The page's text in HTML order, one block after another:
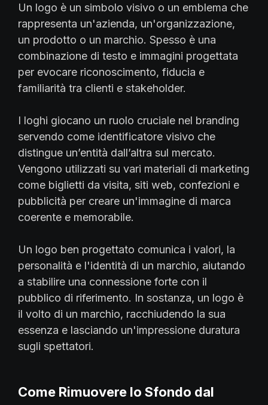
Un logo è un simbolo visivo o un emblema che
rappresenta un'azienda, un'organizzazione,
un prodotto o un marchio. Spesso è una
combinazione di testo e immagini progettata
per evocare riconoscimento, fiducia e
familiarità tra clienti e stakeholder.
I loghi giocano un ruolo cruciale nel branding
servendo come identificatore visivo che
distingue un’entità dall’altra sul mercato.
Vengono utilizzati su vari materiali di marketing
come biglietti da visita, siti web, confezioni e
pubblicità per creare un'immagine di marca
coerente e memorabile.
Un logo ben progettato comunica i valori, la
personalità e l'identità di un marchio, aiutando
a stabilire una connessione forte con il
pubblico di riferimento. In sostanza, un logo è
il volto di un marchio, racchiudendo la sua
essenza e lasciando un'impressione duratura
sugli spettatori.
Come Rimuovere lo Sfondo dal